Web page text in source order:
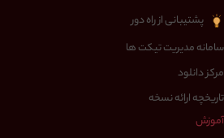
پشتیبانی از راه دور
سامانه مدیریت تیکت ها
مرکز دانلود
تاریخچه ارائه نسخه
آموزش